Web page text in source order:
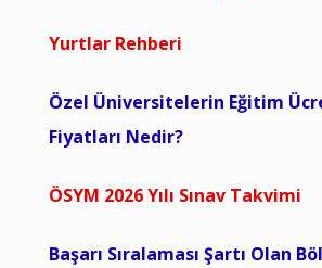
Yurtlar Rehberi
Özel Üniversitelerin Eğitim
Fiyatları Nedir?
ÖSYM 2026 Yılı Sınav Takvimi
Başarı Sıralaması Şartı Olan